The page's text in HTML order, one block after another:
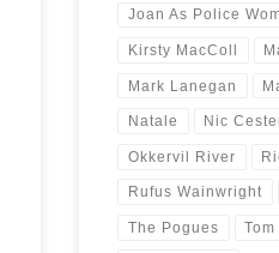
Joan As Police
Kirsty MacColl
Mark Lanegan
Natale Nic
Okkervil River
Rufus Wainwright
The Pogues